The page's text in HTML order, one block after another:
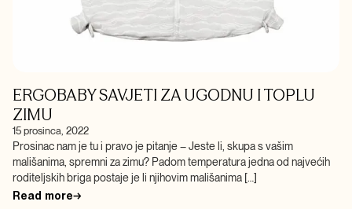
ERGOBABY SAVJETI ZA UGODNU I TOPLU
ZIMU
15 prosinca, 2022
Prosinac nam je tu i pravo je pitanje – Jeste li, skupa s vašim
mališanima, spremni za zimu? Padom temperatura jedna od najvećih
roditeljskih briga postaje je li njihovim mališanima […]
Read more→